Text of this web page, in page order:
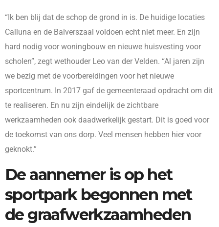
“Ik ben blij dat de schop de grond in is. De huidige locaties
Calluna en de Balverszaal voldoen echt niet meer. En zijn
hard nodig voor woningbouw en nieuwe huisvesting voor
scholen”, zegt wethouder Leo van der Velden. “Al jaren zijn
we bezig met de voorbereidingen voor het nieuwe
sportcentrum. In 2017 gaf de gemeenteraad opdracht om dit
te realiseren. En nu zijn eindelijk de zichtbare
werkzaamheden ook daadwerkelijk gestart. Dit is goed voor
de toekomst van ons dorp. Veel mensen hebben hier voor
geknokt.”
De aannemer is op het
sportpark begonnen met
de graafwerkzaamheden